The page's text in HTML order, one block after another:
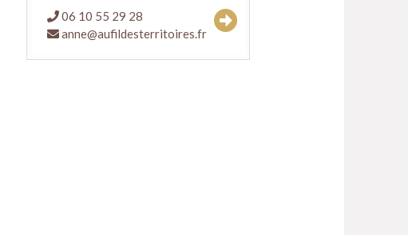
06 10 55 29 28
anne@aufildesterritoires.fr